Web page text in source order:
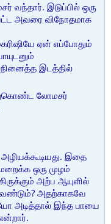
வந்தார். இடுப்பில் ஒரு
அவரை விநோதமாக
ஏன் எப்போதும்
நினைத்த இடத்தில்
லோமசர்
இதை
ஒரு முழம்
அற்ப ஆயுளில்
அதற்காகவே
அடித்தால் இந்த பாயை